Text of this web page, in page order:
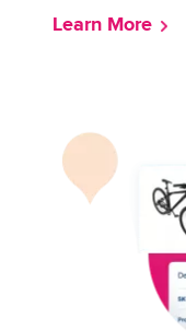
Learn More